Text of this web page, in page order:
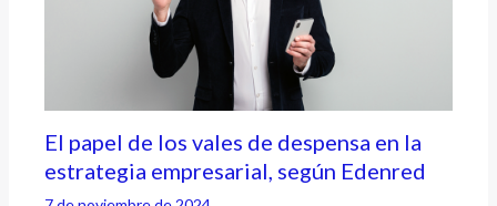
El papel de los vales de despensa en la
estrategia empresarial, según Edenred